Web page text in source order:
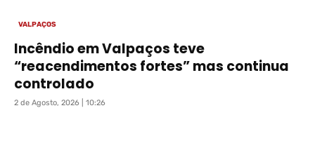
VALPAÇOS
Incêndio em Valpaços teve
“reacendimentos fortes” mas continua
controlado
2 de Agosto, 2026 | 10:26